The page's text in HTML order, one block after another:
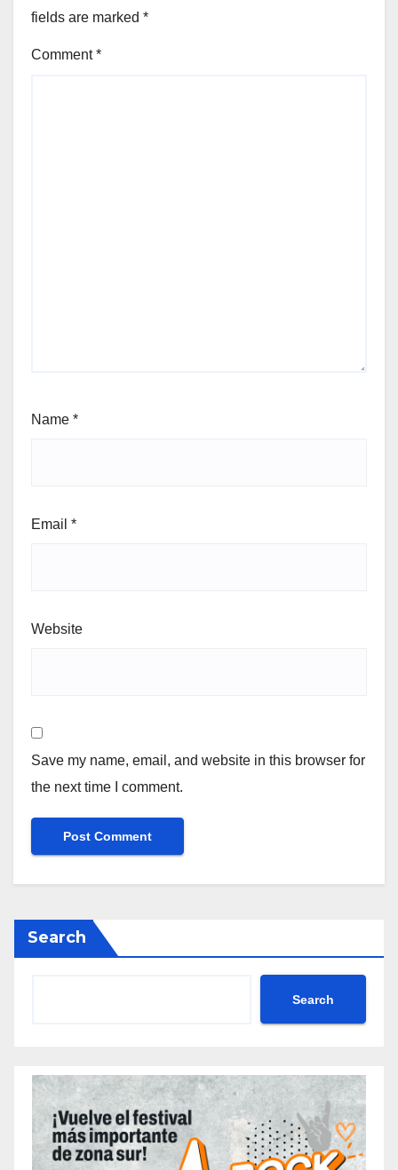
fields are marked *
Comment*
Name *
Email *
Website
Save my name, email, and website in this browser for
the next time I comment.
Search
Search